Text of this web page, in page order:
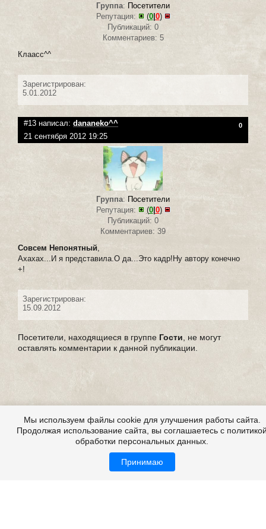
Группа: Посетители
Репутация:
(0| 0)
Публикаций: 0
Комментариев: 5
Клаасс^^
Зарегистрирован:
5.01.2012
#13 написал: dananeko^^ 0
21 сентября 2012 19:25
Группа: Посетители
Репутация:
(0| 0)
Публикаций: 0
Комментариев: 39
Совсем Непонятный
Ахахах...И я представила.О да...Это кадр!Ну автору конечно
+!
Зарегистрирован:
15.09.2012
Посетители, находящиеся в группе Гости , не могут
оставлять комментарии к данной публикации.
Мы используем файлы cookie для улучшения работы сайта.
Продолжая использование сайта, вы соглашаетесь с
обработки персональных данных.
Принимаю